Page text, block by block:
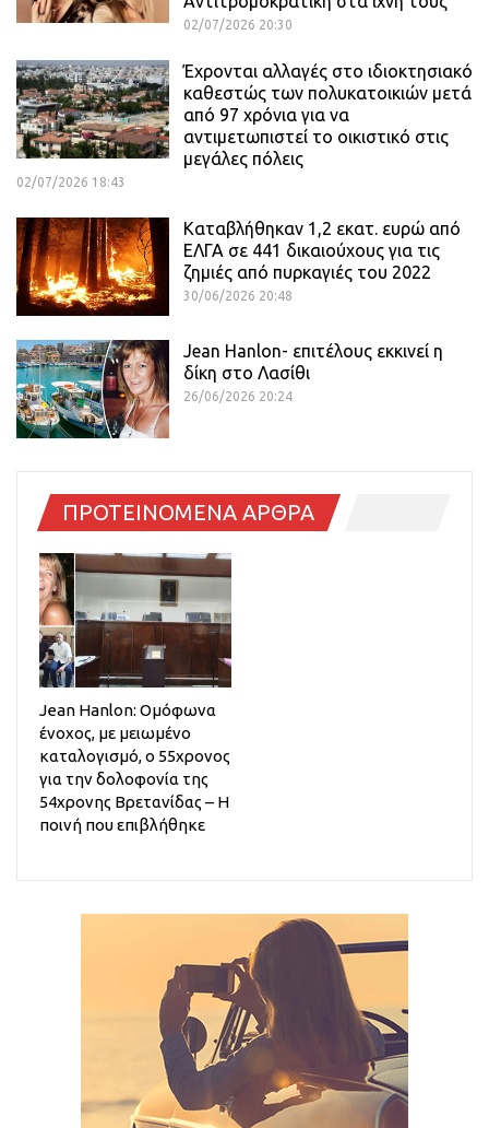
02/07/2026 20:30
Έχρονται αλλαγές στο ιδιοκτησιακό
καθεστώς των πολυκατοικιών μετά
από 97 χρόνια για να
αντιμετωπιστεί το οικιστικό στις
μεγάλες πόλεις
02/07/2026 18:43
Καταβλήθηκαν 1,2 εκατ. ευρώ από
ΕΛΓΑ σε 441 δικαιούχους για τις
ζημιές από πυρκαγιές του 2022
30/06/2026 20:48
Jean Hanlon- επιτέλους εκκινεί η
δίκη στο Λασίθι
26/06/2026 20:24
ΠΡΟΤΕΙΝΟΜΕΝΑ ΑΡΘΡΑ
Jean Hanlon: Ομόφωνα
ένοχος, με μειωμένο
καταλογισμό, ο 55χρονος
για την δολοφονία της
54χρονης Βρετανίδας – Η
ποινή που επιβλήθηκε